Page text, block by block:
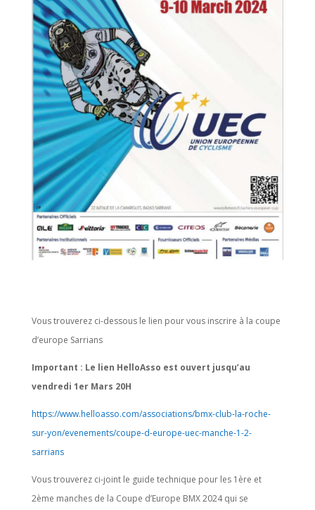
Vous trouverez ci-dessous le lien pour vous inscrire à la coupe
d’europe Sarrians
Important : Le lien HelloAsso est ouvert jusqu’au
vendredi 1er Mars 20H
https://www.helloasso.com/associations/bmx-club-la-roche-
sur-yon/evenements/coupe-d-europe-uec-manche-1-2-
sarrians
Vous trouverez ci-joint le guide technique pour les 1ère et
2ème manches de la Coupe d’Europe BMX 2024 qui se